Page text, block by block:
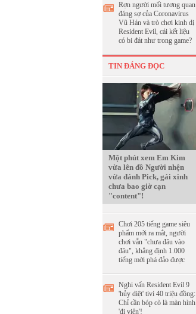
Rợn người mối tương quan
đáng sợ của Coronavirus
Vũ Hán và trò chơi kinh dị
Resident Evil, cái kết liệu
có bi đát như trong game?
TIN ĐÁNG ĐỌC
Một phút xem Em Kim
vừa lên đồ Người nhện
vừa đánh Pick, gái xinh
chưa bao giờ cạn
"content"!
Chơi 205 tiếng game siêu
phẩm mới ra mắt, người
chơi vẫn "chưa đâu vào
đâu", khẳng định 1.000
tiếng mới phá đảo được
Nghi vấn Resident Evil 9
'hủy diệt' tivi 40 triệu đồng:
Chỉ cần bóp cò là màn hình
'đi viện'!